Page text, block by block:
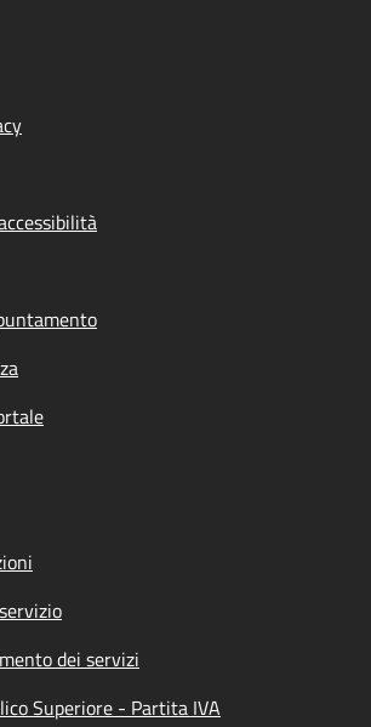
dei servizi
Superiore - Partita IVA